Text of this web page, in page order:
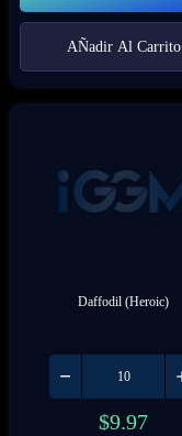
AÑadir Al Carrito
Daffodil (Heroic)
$9.97